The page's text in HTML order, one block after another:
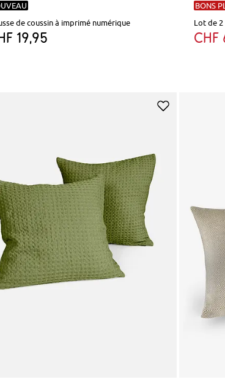
de coussin à imprimé numérique
19,95
BONS
CHF